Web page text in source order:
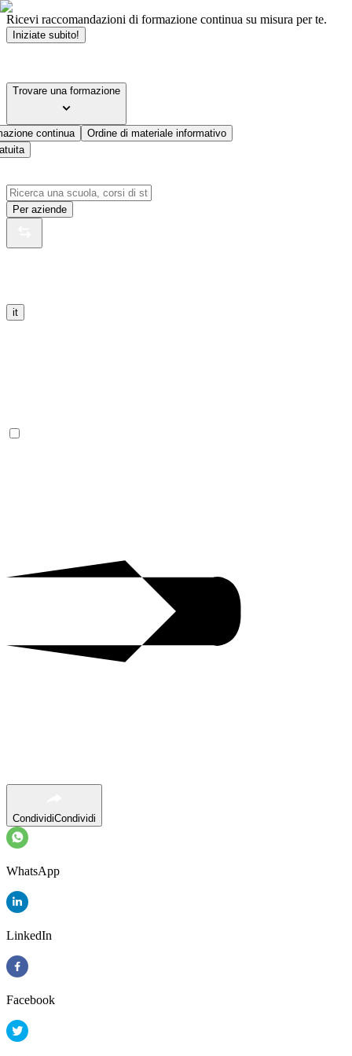
Ricevi raccomandazioni di formazione continua su misura per te.
Iniziate subito!
Trovare una formazione
continua
Ordine di materiale informativo
Per aziende
it
CondividiCondividi
WhatsApp
LinkedIn
Facebook